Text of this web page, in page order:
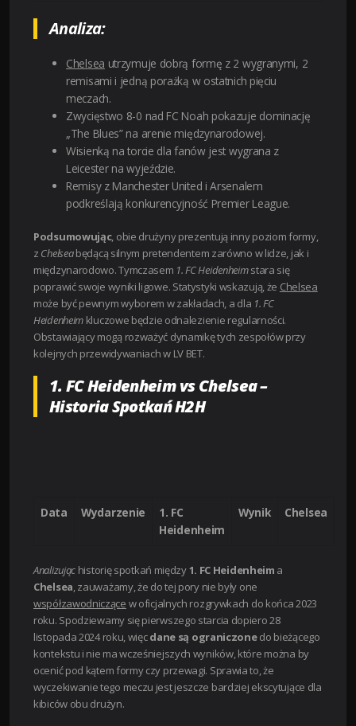
Analiza:
Chelsea utrzymuje dobrą formę z 2 wygranymi, 2
remisami i jedną porażką w ostatnich pięciu
meczach.
Zwycięstwo 8-0 nad FC Noah pokazuje dominację
„The Blues” na arenie międzynarodowej.
Wisienką na torcie dla fanów jest wygrana z
Leicester na wyjeździe.
Remisy z Manchester United i Arsenalem
podkreślają konkurencyjność Premier League.
Podsumowując, obie drużyny prezentują inny poziom formy,
z Chelseabędącą silnym pretendentem zarówno w lidze, jak i
międzynarodowo. Tymczasem 1. FC Heidenheimstara się
poprawić swoje wyniki ligowe. Statystyki wskazują, że Chelsea
może być pewnym wyborem w zakładach, a dla 1. FC
Heidenheim kluczowe będzie odnalezienie regularności.
Obstawiający mogą rozważyć dynamikę tych zespołów przy
kolejnych przewidywaniach w LV BET.
1. FC Heidenheim vs Chelsea –
Historia Spotkań H2H
Data Wydarzenie
1. FC
Heidenheim
Wynik Chelsea
Analizując historię spotkań między1. FC Heidenheim a
Chelsea, zauważamy, że do tej pory nie były one
współzawodniczące w oficjalnych rozgrywkach do końca 2023
roku. Spodziewamy się pierwszego starcia dopiero 28
listopada 2024 roku, więcdane są ograniczonedo bieżącego
kontekstu i nie ma wcześniejszych wyników, które można by
ocenić pod kątem formy czy przewagi. Sprawia to, że
wyczekiwanie tego meczu jest jeszcze bardziej ekscytujące dla
kibiców obu drużyn.